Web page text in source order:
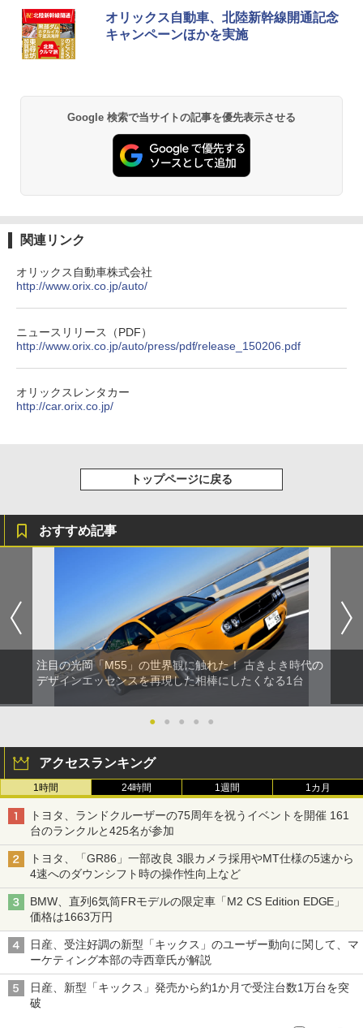
オリックス自動車、北陸新幹線開通記念
キャンペーンほかを実施
Google 検索で当サイトの記事を優先表示させる
関連リンク
オリックス自動車株式会社
http://www.orix.co.jp/auto/
ニュースリリース（PDF）
http://www.orix.co.jp/auto/press/pdf/release_150206.pdf
オリックスレンタカー
http://car.orix.co.jp/
トップページに戻る
おすすめ記事
注目の光岡「M55」の世界観に触れた！ 古きよき時代の
デザインエッセンスを再現した相棒にしたくなる1台
● ● ● ● ●
アクセスランキング
1時間 24時間 1週間 1カ月
トヨタ、ランドクルーザーの75周年を祝うイベントを開催 161
台のランクルと425名が参加
トヨタ、「GR86」一部改良 3眼カメラ採用やMT仕様の5速から
4速へのダウンシフト時の操作性向上など
BMW、直列6気筒FRモデルの限定車「M2 CS Edition EDGE」
価格は1663万円
日産、受注好調の新型「キックス」のユーザー動向に関して、マ
ーケティング本部の寺西章氏が解説
日産、新型「キックス」発売から約1か月で受注台数1万台を突
破